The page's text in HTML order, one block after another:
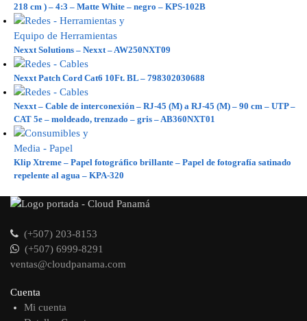
218 cm ) – 4:3 – Matte White – negro – KPS-102B
Nexxt Solutions – Nexxt – AW250NXT09
Nexxt Patch Cord Cat6 10Ft. BL – 798302030688
Nexxt – Cable de interconexión – RJ-45 (M) a RJ-45 (M) – 90 cm – UTP –
CAT 5e – moldeado, trenzado – gris – AB360NXT01
Klip Xtreme – Papel fotográfico brillante – Papel de fotografía satinado
repelente al agua – KPA-320
(+507) 203-8153
(+507) 6999-8291
ventas@cloudpanama.com
Cuenta
Mi cuenta